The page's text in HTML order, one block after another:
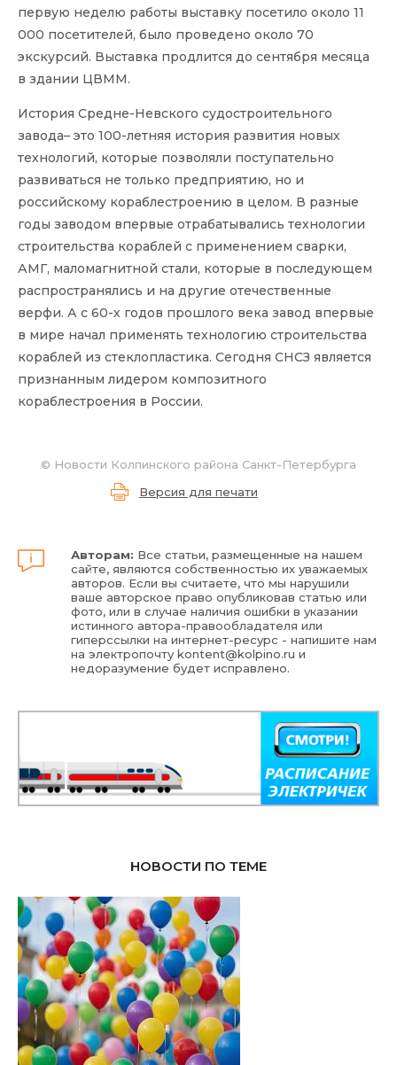
первую неделю работы выставку посетило около 11
000 посетителей, было проведено около 70
экскурсий. Выставка продлится до сентября месяца
в здании ЦВММ.
История Средне-Невского судостроительного
завода– это 100-летняя история развития новых
технологий, которые позволяли поступательно
развиваться не только предприятию, но и
российскому кораблестроению в целом. В разные
годы заводом впервые отрабатывались технологии
строительства кораблей с применением сварки,
АМГ, маломагнитной стали, которые в последующем
распространялись и на другие отечественные
верфи. А с 60-х годов прошлого века завод впервые
в мире начал применять технологию строительства
кораблей из стеклопластика. Сегодня СНСЗ является
признанным лидером композитного
кораблестроения в России.
© Новости Колпинского района Санкт-Петербурга
Версия для печати
Авторам: Все статьи, размещенные на нашем
сайте, являются собственностью их уважаемых
авторов. Если вы считаете, что мы нарушили
ваше авторское право опубликовав статью или
фото, или в случае наличия ошибки в указании
истинного автора-правообладателя или
гиперссылки на интернет-ресурс - напишите нам
на электропочтуkontent@kolpino.ru и
недоразумение будет исправлено.
НОВОСТИ ПО ТЕМЕ